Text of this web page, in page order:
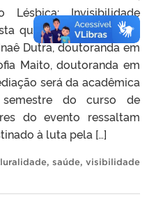
Invisibilidade
quinta-feira, dia 24, às
Dutra, doutoranda em
Maito, doutoranda em
será da acadêmica
do curso de
do evento ressaltam
à luta pela […]
, saúde, visibilidade